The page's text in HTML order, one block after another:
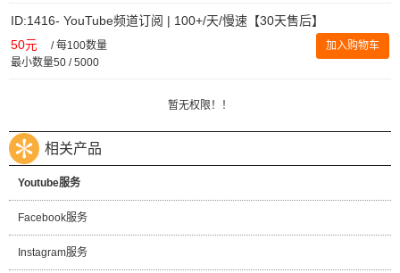
ID:1416- YouTube频道订阅 | 100+/天/慢速【30天售后】
50元 /每100数量
最小数量50 / 5000
加入购物车
暂无权限！！
相关产品
Youtube服务
Facebook服务
Instagram服务